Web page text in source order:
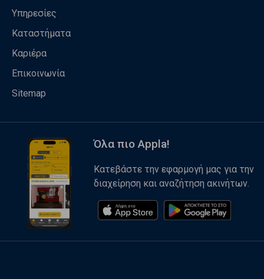
Υπηρεσίες
Καταστήματα
Καριέρα
Επικοινωνία
Sitemap
Όλα πιο Appla!
Κατεβάστε την εφαρμογή μας για την
διαχείρηση και αναζήτηση ακινήτων.